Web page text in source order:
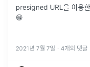
presigned URL을 이용
😁
2021년 7월 7일 · 4개의 댓글